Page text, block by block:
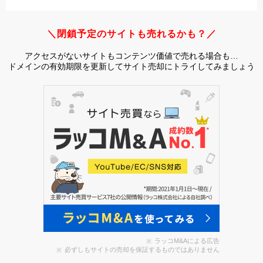
＼閉鎖予定のサイトも売れるかも？／
アクセスがないサイトもコンテンツ価値で売れる場合も…
ドメインの有効期限を更新してサイト売却にトライしてみましょう
ラッコM&Aによる広告
必ずしもサイトの売却を保証するものではありません